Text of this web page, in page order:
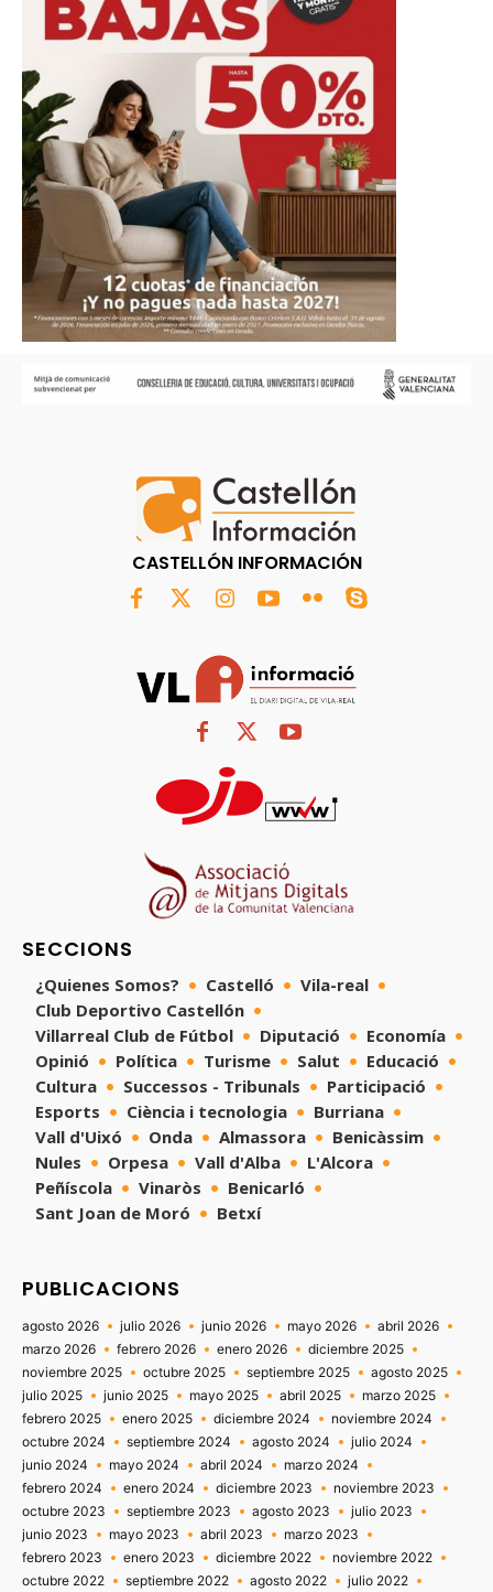
CASTELLÓN INFORMACIÓN
SECCIONS
¿Quienes Somos? Castelló
Vila-real
Club Deportivo Castellón
Villarreal Club de Fútbol
Diputació
Economía
Opinió
Política Turisme Salut
Educació
Cultura
Successos - Tribunals
Participació
Esports
Ciència i tecnologia
Burriana
Vall d'Uixó
Onda Almassora
Benicàssim
Nules
Orpesa Vall d'Alba
L'Alcora
Peñíscola
Vinaròs
Benicarló
Sant Joan de Moró
Betxí
PUBLICACIONS
agosto 2026 julio 2026 junio 2026 mayo 2026
abril 2026
marzo 2026
febrero 2026 enero 2026
diciembre 2025
noviembre 2025
octubre 2025 septiembre 2025
agosto 2025
julio 2025
junio 2025 mayo 2025 abril 2025
marzo 2025
febrero 2025
enero 2025 diciembre 2024
noviembre 2024
octubre 2024
septiembre 2024 agosto 2024
julio 2024
junio 2024
mayo 2024 abril 2024
marzo 2024
febrero 2024
enero 2024 diciembre 2023
noviembre 2023
octubre 2023
septiembre 2023 agosto 2023
julio 2023
junio 2023
mayo 2023 abril 2023
marzo 2023
febrero 2023
enero 2023 diciembre 2022
noviembre 2022
octubre 2022
septiembre 2022 agosto 2022
julio 2022